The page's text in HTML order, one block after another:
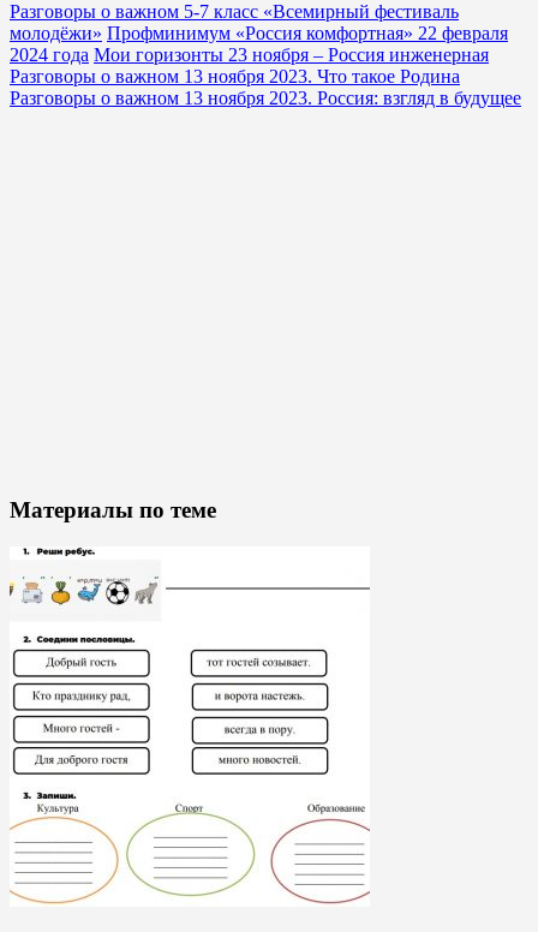
Разговоры о важном 5-7 класс «Всемирный фестиваль
молодёжи» Профминимум «Россия комфортная» 22 февраля
2024 года Мои горизонты 23 ноября – Россия инженерная
Разговоры о важном 13 ноября 2023. Что такое Родина
Разговоры о важном 13 ноября 2023. Россия: взгляд в будущее
Материалы по теме